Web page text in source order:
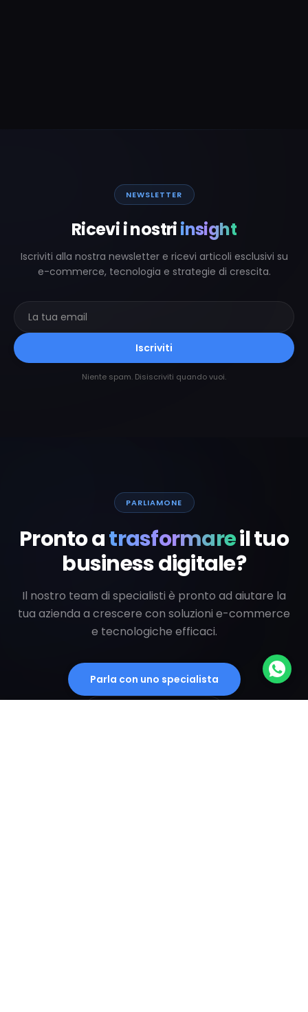
NEWSLETTER
Ricevi i nostriinsight
Iscriviti alla nostra newsletter e ricevi articoli esclusivi su
e-commerce, tecnologia e strategie di crescita.
Iscriviti
Niente spam. Disiscriviti quando vuoi.
PARLIAMONE
Pronto atrasformareil tuo
business digitale?
Il nostro team di specialisti è pronto ad aiutare la
tua azienda a crescere con soluzioni e-commerce
e tecnologiche efficaci.
Parla con uno specialista